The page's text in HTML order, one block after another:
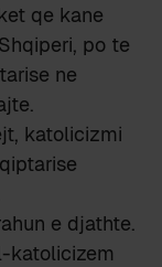
qe kane
po te
ne
katolicizmi
e djathte.
katolicizem